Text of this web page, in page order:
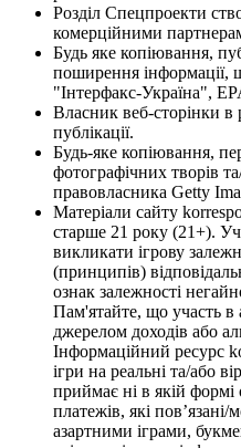
Розділ Спецпроекти
комерційними
Будь яке копіювання,
поширення інформації,
"Інтерфакс-Україна",
Власник веб-сторінки в
публікації.
Будь-яке копіювання,
фотографічних творів
правовласника Getty
Матеріали сайту
старше 21 року (21+).
викликати ігрову
(принципів)
ознак залежності
Пам'ятайте, що участь в
джерелом доходів або
Інформаційний ресурс
ігри на реальні та/або
приймає ні в якій
платежів, які пов’язані/
азартними іграми,